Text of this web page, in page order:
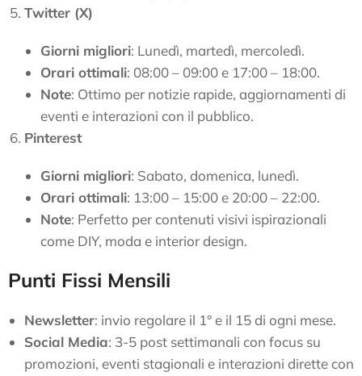
Twitter (X)
Giorni migliori: Lunedì, martedì, mercoledì.
Orari ottimali: 08:00 – 09:00 e 17:00 – 18:00.
Note: Ottimo per notizie rapide, aggiornamenti di
eventi e interazioni con il pubblico.
Pinterest
Giorni migliori: Sabato, domenica, lunedì.
Orari ottimali: 13:00 – 15:00 e 20:00 – 22:00.
Note: Perfetto per contenuti visivi ispirazionali
come DIY, moda e interior design.
Punti Fissi Mensili
Newsletter: invio regolare il 1° e il 15 di ogni mese.
Social Media: 3-5 post settimanali con focus su
promozioni, eventi stagionali e interazioni dirette con